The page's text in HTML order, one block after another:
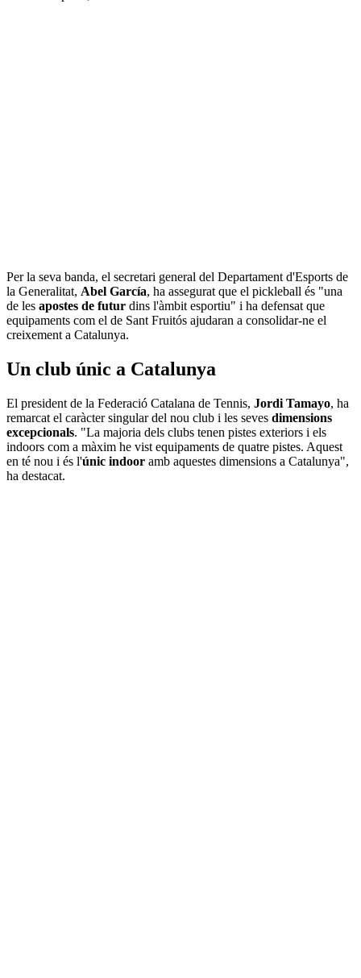
Per la seva banda, el secretari general del Departament d'Esports de
la Generalitat, Abel García, ha assegurat que el pickleball és "una
de les apostes de futur dins l'àmbit esportiu" i ha defensat que
equipaments com el de Sant Fruitós ajudaran a consolidar-ne el
creixement a Catalunya.
Un club únic a Catalunya
El president de la Federació Catalana de Tennis, Jordi Tamayo, ha
remarcat el caràcter singular del nou club i les seves dimensions
excepcionals. "La majoria dels clubs tenen pistes exteriors i els
indoors com a màxim he vist equipaments de quatre pistes. Aquest
en té nou i és l'únic indoor amb aquestes dimensions a Catalunya",
ha destacat.